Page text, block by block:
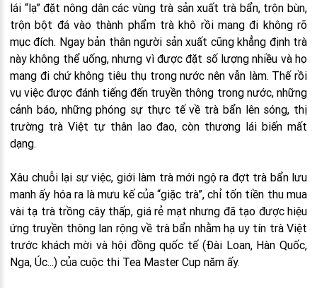
lái “lạ” đặt nông dân các vùng trà sản xuất trà bẩn, trộn bùn,
trộn bột đá vào thành phẩm trà khô rồi mang đi không rõ
mục đích. Ngay bản thân người sản xuất cũng khẳng định trà
này không thể uống, nhưng vì được đặt số lượng nhiều và họ
mang đi chứ không tiêu thụ trong nước nên vẫn làm. Thế rồi
vụ việc được đánh tiếng đến truyền thông trong nước, những
cảnh báo, những phóng sự thực tế về trà bẩn lên sóng, thị
trường trà Việt tự thân lao đao, còn thương lái biến mất
dạng.
Xâu chuỗi lại sự việc, giới làm trà mới ngộ ra đợt trà bẩn lưu
manh ấy hóa ra là mưu kế của “giặc trà”, chỉ tốn tiền thu mua
vài tạ trà trồng cây thấp, giá rẻ mạt nhưng đã tạo được hiệu
ứng truyền thông lan rộng về trà bẩn nhằm hạ uy tín trà Việt
trước khách mời và hội đồng quốc tế (Đài Loan, Hàn Quốc,
Nga, Úc...) của cuộc thi Tea Master Cup năm ấy.